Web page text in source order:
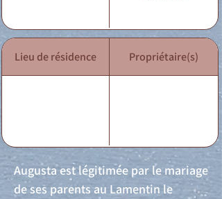
Lieu de résidence Propriétaire(s)
Augusta est légitimée par le mariage
de ses parents au Lamentin le